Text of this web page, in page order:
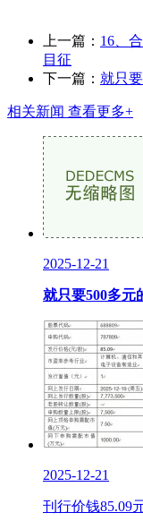
上一篇： 16、
目征
下一篇： 就只
相关新闻 查看更多+
2025-12-21
就只要500多元
2025-12-21
刊行价钱85.09